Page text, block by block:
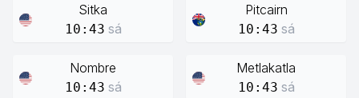
Sitka
10:43 sá
Pitcairn
10:43 sá
Nombre
10:43 sá
Metlakatla
10:43 sá